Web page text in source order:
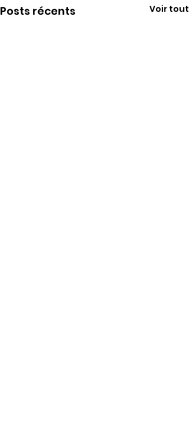
Posts récents Voir tout